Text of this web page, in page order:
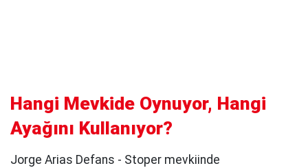
Hangi Mevkide Oynuyor, Hangi
Ayağını Kullanıyor?
Jorge Arias Defans - Stoper mevkiinde